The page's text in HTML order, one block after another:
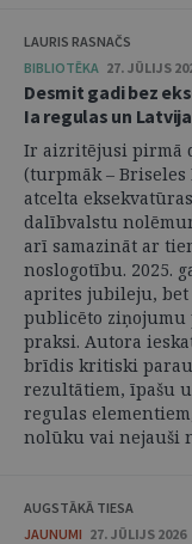
LAURIS RASNAČS
BIBLIOTĒKA 27. JŪLIJS
Desmit gadi bez
Ia regulas un
Ir aizritējusi pirmā
(turpmāk – Briseles
atcelta
dalībvalstu
arī samazināt ar
noslogotību. 2025.
aprites jubileju, bet
publicēto ziņojumu
praksi. Autora
brīdis kritiski
rezultātiem, īpašu
regulas
nolūku vai nejauši
AUGSTĀKĀ TIESA
JAUNUMI 27. JŪLIJS